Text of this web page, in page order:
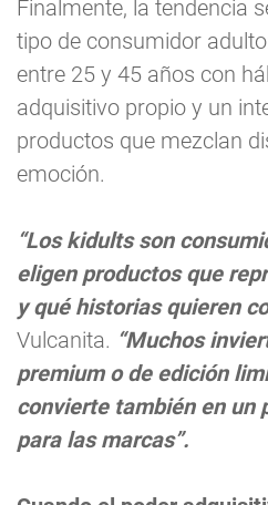
Finalmente, la tendencia
tipo de consumidor
entre 25 y 45 años con
adquisitivo propio y un
productos que mezclan
emoción.
“Los kidults son
eligen productos que
y qué historias quieren
Vulcanita. “Muchos
premium o de edición
convierte también en un
para las marcas”.